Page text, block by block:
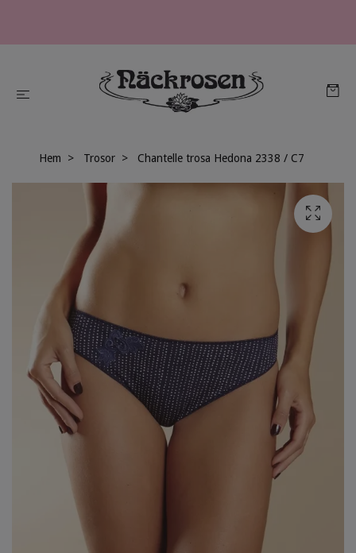
Hem Trosor Chantelle trosa Hedona 2338 / C7